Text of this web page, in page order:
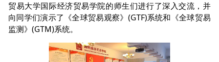
贸易大学国际经济贸易学院的师生们进行了深入交流，并
向同学们演示了《全球贸易观察》(GTF)系统和《全球贸易
监测》(GTM)系统。